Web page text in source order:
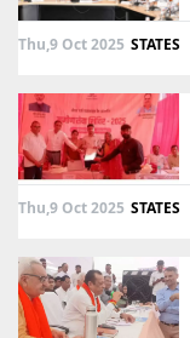
Thu,9 Oct 2025 STATES
Thu,9 Oct 2025 STATES